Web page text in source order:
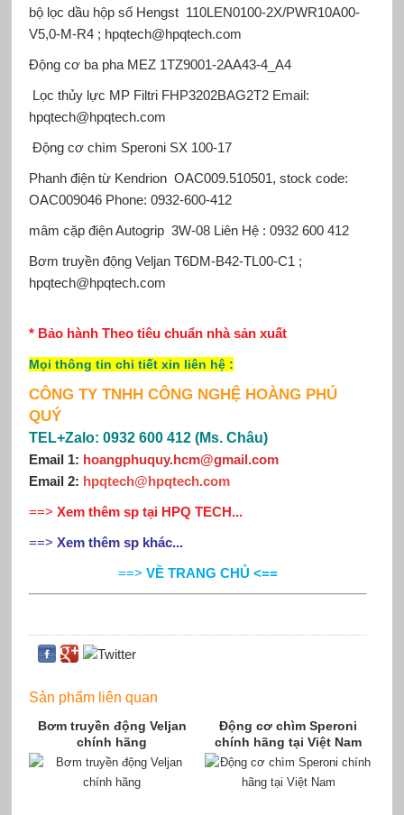
bộ lọc dầu hộp số Hengst110LEN0100-2X/PWR10A00-
V5,0-M-R4 ; hpqtech@hpqtech.com
Động cơ ba pha MEZ 1TZ9001-2AA43-4_A4
Lọc thủy lực MP FiltriFHP3202BAG2T2 Email:
hpqtech@hpqtech.com
Động cơ chìm SperoniSX 100-17
Phanh điện từ KendrionOAC009.510501, stock code:
OAC009046 Phone: 0932-600-412
mâm cặp điện Autogrip3W-08 Liên Hệ : 0932 600 412
Bơm truyền động VeljanT6DM-B42-TL00-C1 ;
hpqtech@hpqtech.com
* Bảo hành Theo tiêu chuẩn nhà sản xuất
Mọi thông tin chi tiết xin liên hệ:
CÔNG TY TNHH CÔNG NGHỆ HOÀNG PHÚ
QUÝ
TEL+Zalo: 0932 600 412 (Ms. Châu)
Email 1: hoangphuquy.hcm@gmail.com
Email 2: hpqtech@hpqtech.com
==> Xem thêm sp tại HPQ TECH...
==> Xem thêm sp khác...
==> VỀ TRANG CHỦ <==
Sản phẩm liên quan
Bơm truyền động Veljan
chính hãng
Động cơ chìm Speroni
chính hãng tại Việt Nam